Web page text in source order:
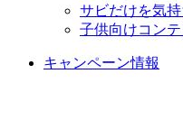
サビだけを気持
子供向けコンテ
キャンペーン情報